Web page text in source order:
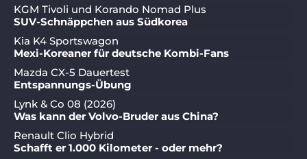
KGM Tivoli und Korando Nomad Plus
SUV-Schnäppchen aus Südkorea
Kia K4 Sportswagon
Mexi-Koreaner für deutsche Kombi-Fans
Mazda CX-5 Dauertest
Entspannungs-Übung
Lynk & Co 08 (2026)
Was kann der Volvo-Bruder aus China?
Renault Clio Hybrid
Schafft er 1.000 Kilometer - oder mehr?